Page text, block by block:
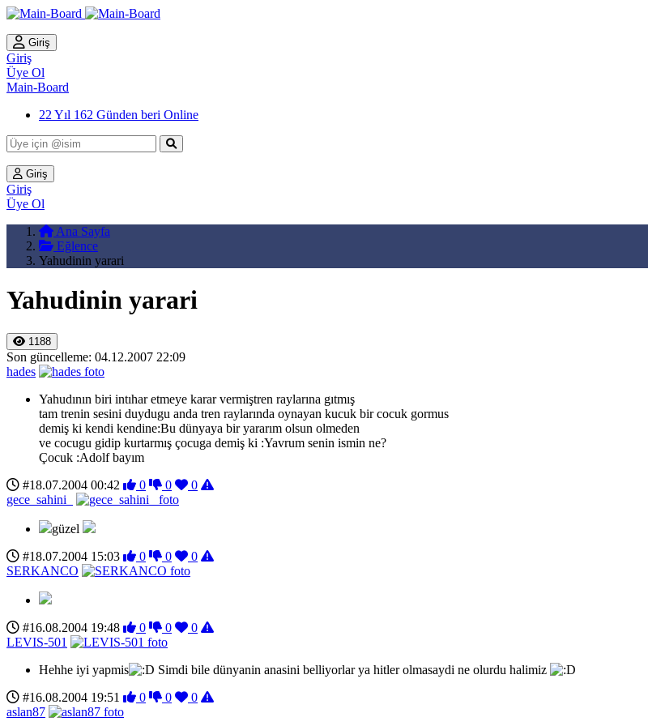
Giriş
Giriş
Üye Ol
Main-Board
22 Yıl 162 Günden beri Online
Giriş
Giriş
Üye Ol
Ana Sayfa
Eğlence
Yahudinin yarari
Yahudinin yarari
1188
Son güncelleme: 04.12.2007 22:09
hades
Yahudının biri intıhar etmeye karar vermiştren raylarına gıtmış
tam trenin sesini duydugu anda tren raylarında oynayan kucuk bir cocuk gormus
demiş ki kendi kendine:Bu dünyaya bir yararım olsun olmeden
ve cocugu gidip kurtarmış çocuga demiş ki :Yavrum senin ismin ne?
Çocuk :Adolf bayım
#18.07.2004 00:42
0 0
0
gece_sahini_
güzel
#18.07.2004 15:03
0 0
0
SERKANCO
#16.08.2004 19:48 0 0
0
LEVIS-501
Hehhe iyi yapmis
Simdi bile dünyanin anasini belliyorlar ya hitler olmasaydi ne olurdu halimiz
#16.08.2004 19:51
0 0
0
aslan87